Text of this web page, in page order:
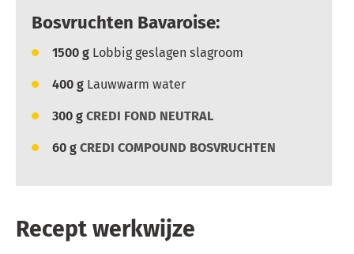
Bosvruchten Bavaroise:
1500 g Lobbig geslagen slagroom
400 g Lauwwarm water
300 g CREDI FOND NEUTRAL
60 g CREDI COMPOUND BOSVRUCHTEN
Recept werkwijze